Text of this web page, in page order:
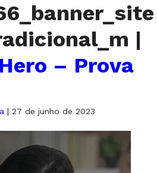
|
– Prova
| 27 de junho de 2023